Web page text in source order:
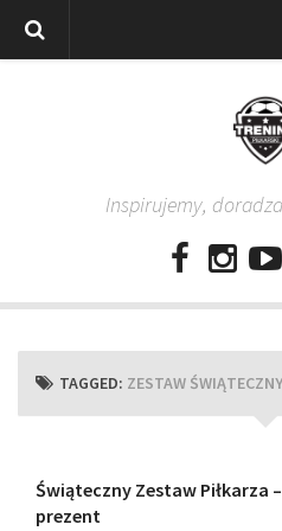
Rodzice
Aplikacja Pro Training –
Inspirujemy,
TAGGED: ZESTAW ŚWIĄTECZNY
Świąteczny Zestaw Piłkarza
prezent